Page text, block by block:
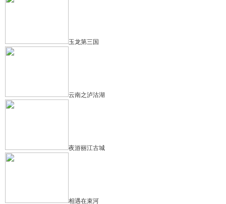
玉龙第三国
云南之泸沽湖
夜游丽江古城
相遇在束河